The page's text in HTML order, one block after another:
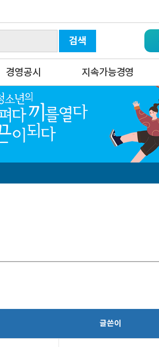
검색
경영공시 지속가능경영
글쓴이